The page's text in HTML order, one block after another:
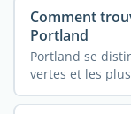
Comment
Portland
Portland se
vertes et les